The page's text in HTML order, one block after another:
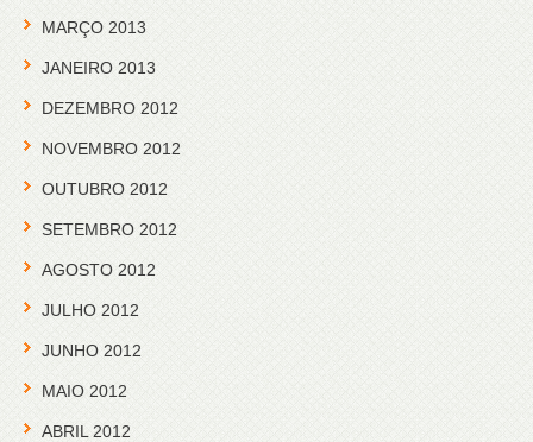
MARÇO 2013
JANEIRO 2013
DEZEMBRO 2012
NOVEMBRO 2012
OUTUBRO 2012
SETEMBRO 2012
AGOSTO 2012
JULHO 2012
JUNHO 2012
MAIO 2012
ABRIL 2012